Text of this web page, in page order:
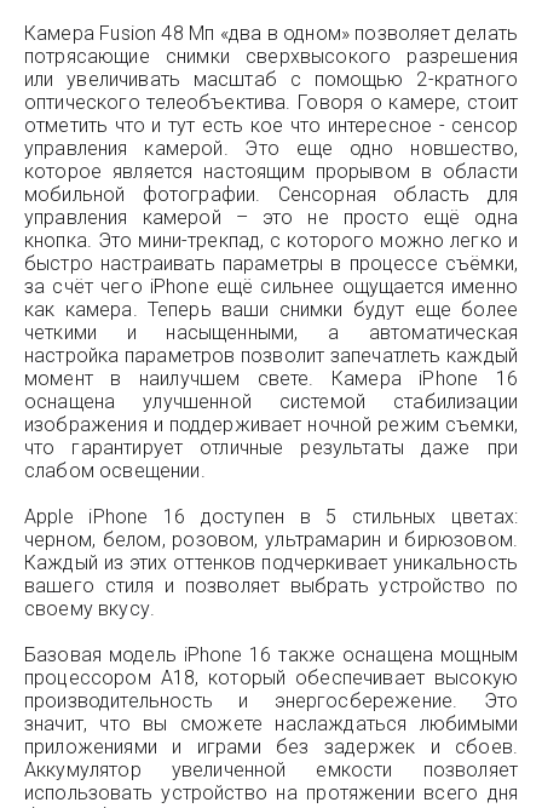
Камера Fusion 48 Мп «два в одном» позволяет делать
потрясающие снимки сверхвысокого разрешения
или увеличивать масштаб с помощью 2-кратного
оптического телеобъектива. Говоря о камере, стоит
отметить что и тут есть кое что интересное - сенсор
управления камерой. Это еще одно новшество,
которое является настоящим прорывом в области
мобильной фотографии. Сенсорная область для
управления камерой – это не просто ещё одна
кнопка. Это мини-трекпад, с которого можно легко и
быстро настраивать параметры в процессе съёмки,
за счёт чего iPhone ещё сильнее ощущается именно
как камера. Теперь ваши снимки будут еще более
четкими и насыщенными, а автоматическая
настройка параметров позволит запечатлеть каждый
момент в наилучшем свете. Камера iPhone 16
оснащена улучшенной системой стабилизации
изображения и поддерживает ночной режим съемки,
что гарантирует отличные результаты даже при
слабом освещении.
Apple iPhone 16 доступен в 5 стильных цветах:
черном, белом, розовом, ультрамарин и бирюзовом.
Каждый из этих оттенков подчеркивает уникальность
вашего стиля и позволяет выбрать устройство по
своему вкусу.
Базовая модель iPhone 16 также оснащена мощным
процессором A18, который обеспечивает высокую
производительность и энергосбережение. Это
значит, что вы сможете наслаждаться любимыми
приложениями и играми без задержек и сбоев.
Аккумулятор увеличенной емкости позволяет
использовать устройство на протяжении всего дня